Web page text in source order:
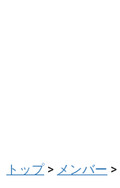
トップ> メンバー >